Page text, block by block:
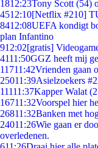
1812:23Tony Scott (54)
4512:10[Netflix #210]
8412:08UEFA kondigt
plan Infantino
912:02[gratis]
4111:50GGZ heeft mij
11711:42Vrienden gaan
25011:39Asielzoekers
11111:37Kapper Walat
16711:32Voorspel hier
26811:32Banken met
24011:26Wie gaan er
overledenen.